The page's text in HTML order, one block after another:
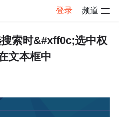
登录 频道
子详情
索时&#xff0c;选中权
文本框中